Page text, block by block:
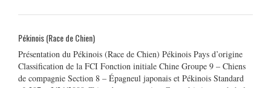
Pékinois (Race de Chien)
Présentation du Pékinois (Race de Chien) Pékinois Pays d’origine
Classification de la FCI Fonction initiale Chine Groupe 9 – Chiens
de compagnie Section 8 – Épagneul japonais et Pékinois Standard